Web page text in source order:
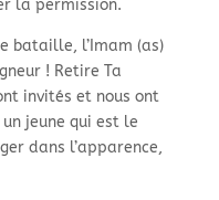
la permission.
bataille, l’Imam (as)
! Retire Ta
invités et nous ont
jeune qui est le
dans l’apparence,